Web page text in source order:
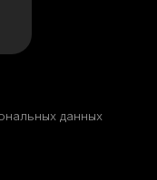
данных